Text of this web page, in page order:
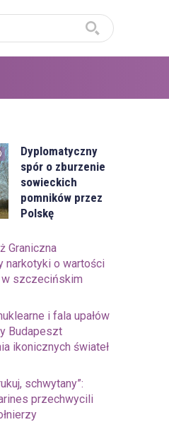
Dyplomatyczny
spór o zburzenie
sowieckich
pomników przez
Polskę
Graniczna
narkotyki o wartości
w szczecińskim
i fala upałów
Budapeszt
ikonicznych świateł
schwytany”:
przechwycili